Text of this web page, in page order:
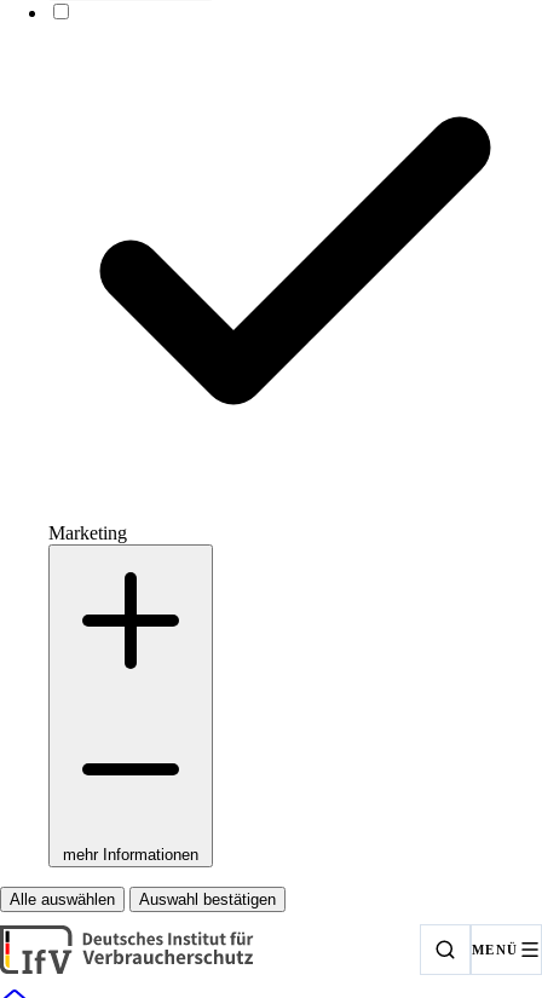
Marketing
mehr Informationen
Alle auswählen Auswahl bestätigen
MENÜ